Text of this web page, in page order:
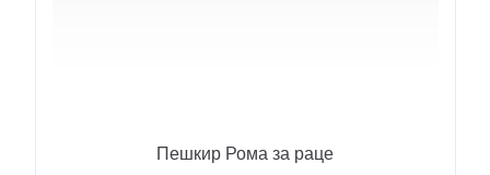
Пешкир Рома за раце